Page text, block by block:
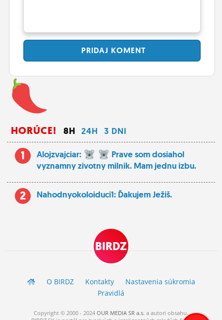
PRIDAJ KOMENT
HORÚCE! 8H 24H 3 DNI
1 Alojzvajciar:
Prave som dosiahol
vyznamny zivotny milnik. Mam jednu izbu.
2 Nahodnyokoloiduci1: Ďakujem Ježiš.
BIRDZ
O BIRDZ Kontakty
Nastavenia súkromia
Pravidlá
Copyright © 2000 - 2024 OUR MEDIA SR a.s. a autori obsahu.